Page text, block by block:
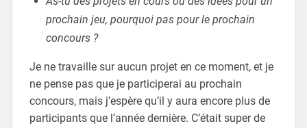
prochain jeu, pourquoi pas pour le prochain
concours ?
Je ne travaille sur aucun projet en ce moment, et je
ne pense pas que je participerai au prochain
concours, mais j’espère qu’il y aura encore plus de
participants que l’année dernière. C’était super de